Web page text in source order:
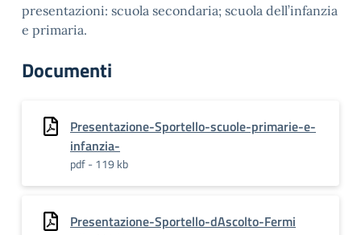
presentazioni: scuola secondaria; scuola dell’infanzia
e primaria.
Documenti
Presentazione-Sportello-scuole-primarie-e-
infanzia-
pdf - 119 kb
Presentazione-Sportello-dAscolto-Fermi